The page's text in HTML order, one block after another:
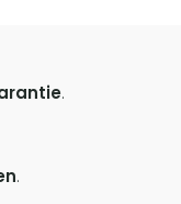
.
.